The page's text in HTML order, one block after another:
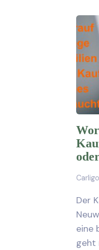
Carligo
Der
eine
geht